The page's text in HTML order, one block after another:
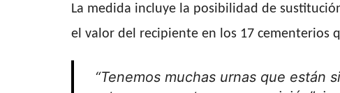
La medida incluye la posibilidad de
el valor del recipiente en los 17 cementerios
“Tenemos muchas urnas que están